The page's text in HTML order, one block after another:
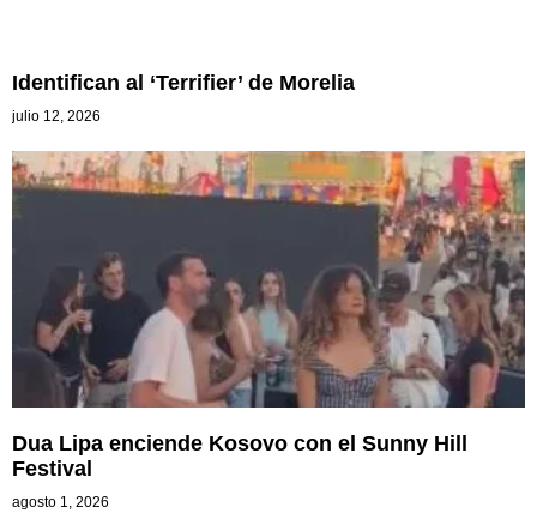
Identifican al ‘Terrifier’ de Morelia
julio 12, 2026
Dua Lipa enciende Kosovo con el Sunny Hill
Festival
agosto 1, 2026